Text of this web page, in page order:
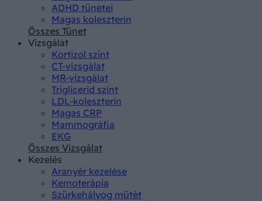
ADHD tünetei
Magas koleszterin
Összes Tünet
Vizsgálat
Kortizol szint
CT-vizsgálat
MR-vizsgálat
Triglicerid szint
LDL-koleszterin
Magas CRP
Mammográfia
EKG
Összes Vizsgálat
Kezelés
Aranyér kezelése
Kemoterápia
Szürkehályog műtét